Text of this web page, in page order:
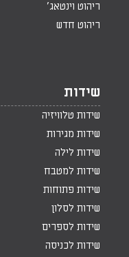
ריהוט וינטאג'
ריהוט חדש
שידות
שידות טלוויזיה
שידות מגירות
שידות לילה
שידות למטבח
שידות פתוחות
שידות לסלון
שידות לספרים
שידות לכניסה